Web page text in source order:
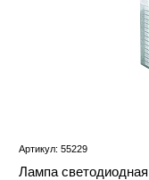
Артикул: 55229
Лампа